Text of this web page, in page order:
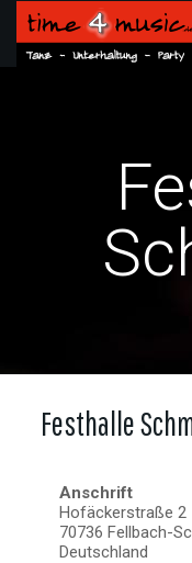
Festhalle
Anschrift
Hofäckerstraße 2
70736 Fellbach-
Deutschland